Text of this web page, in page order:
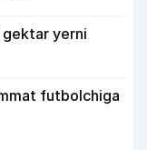
gektar yerni
futbolchiga